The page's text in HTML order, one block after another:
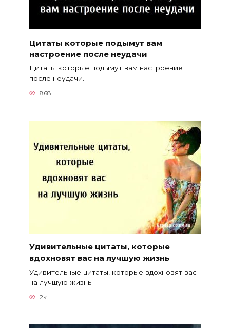
Цитаты которые подымут вам
настроение после неудачи
Цитаты которые подымут вам настроение
после неудачи.
868
Удивительные цитаты, которые
вдохновят вас на лучшую жизнь
Удивительные цитаты, которые вдохновят вас
на лучшую жизнь.
2к.